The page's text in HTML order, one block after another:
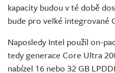
kapacity budou v té době
bude pro velké integrované
Naposledy Intel použil on-
tedy generace Core Ultra
nabízel 16 nebo 32 GB